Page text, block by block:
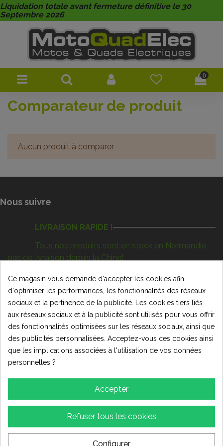
Liquidation totale avant fermeture définitive le 30
Septembre 2026
0
Comparateur de produit
Aucun produit à comparer
Nous suivre
LIVRAISON RAPIDE !
Tous nos produits sont en stock en Normandie,
pas de livraison depuis la Chine!
CONTACTEZ-NOUS
MOTOQUADELEC
SHOW ROOM & ATELIER (sur rendez vous uniquement)
995 RUE DES ARTISANS - 14670 TROARN
02 31 79 29 34
contact@motoquadelec.com
Livraisons & politique de retours
Mentions Légales
Conditions générales de vente
Ce magasin vous demande d'accepter les cookies afin
d'optimiser les performances, les fonctionnalités des réseaux
sociaux et la pertinence de la publicité. Les cookies tiers liés
aux réseaux sociaux et à la publicité sont utilisés pour vous offrir
des fonctionnalités optimisées sur les réseaux sociaux, ainsi que
des publicités personnalisées. Acceptez-vous ces cookies ainsi
que les implications associées à l'utilisation de vos données
personnelles ?
Accepter
Refuser tous les cookies
Configurer